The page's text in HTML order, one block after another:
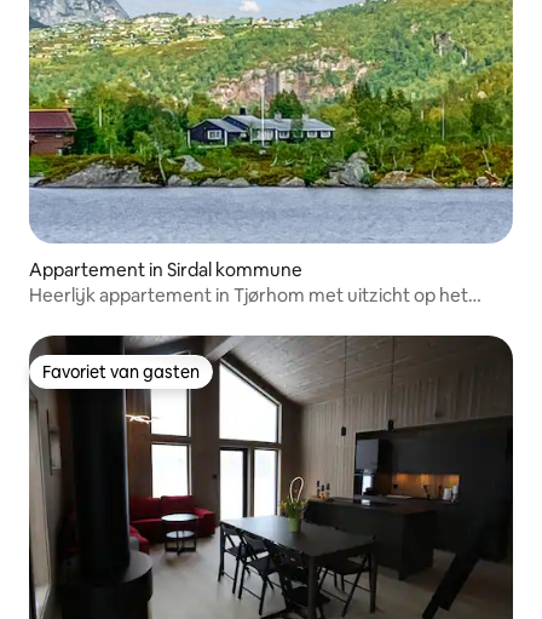
Appartement in Sirdal kommune
Heerlijk appartement in Tjørhom met uitzicht op het
Favoriet van gasten
Favoriet van gasten